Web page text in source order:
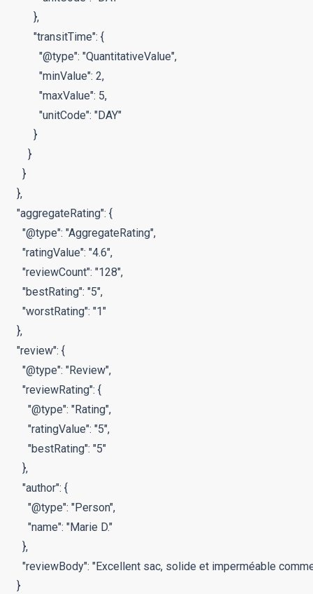
        },
        "transitTime": {
          "@type": "QuantitativeValue",
          "minValue": 2,
          "maxValue": 5,
          "unitCode": "DAY"
        }
      }
    }
  },
  "aggregateRating": {
    "@type": "AggregateRating",
    "ratingValue": "4.6",
    "reviewCount": "128",
    "bestRating": "5",
    "worstRating": "1"
  },
  "review": {
    "@type": "Review",
    "reviewRating": {
      "@type": "Rating",
      "ratingValue": "5",
      "bestRating": "5"
    },
    "author": {
      "@type": "Person",
      "name": "Marie D."
    },
"reviewBody": "Excellent sac, solide et imperméable
  }